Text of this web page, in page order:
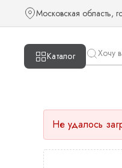
Московская область,
Каталог
Не удалось